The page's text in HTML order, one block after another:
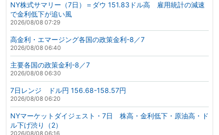
NY株式サマリー（7日）＝ダウ 151.83ドル高 雇用統計の減速
で金利低下が追い風
2026/08/08 07:29
高金利・エマージング各国の政策金利-8／7
2026/08/08 06:40
主要各国の政策金利-8／7
2026/08/08 06:30
7日レンジ ドル円 156.68-158.57円
2026/08/08 06:20
NYマーケットダイジェスト・7日 株高・金利低下・原油高・ド
ル下げ渋り（2）
2026/08/08 06:16